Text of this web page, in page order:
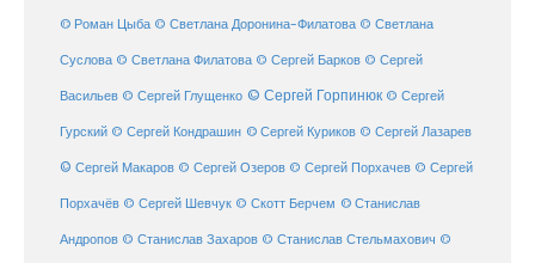
© Роман Цыба © Светлана Доронина-Филатова © Светлана
Суслова © Светлана Филатова © Сергей Барков © Сергей
Васильев © Сергей Глущенко © Сергей Горпинюк © Сергей
Гурский © Сергей Кондрашин © Сергей Куриков © Сергей Лазарев
© Сергей Макаров © Сергей Озеров © Сергей Порхачев © Сергей
Порхачёв © Сергей Шевчук © Скотт Берчем © Станислав
Андропов © Станислав Захаров © Станислав Стельмахович ©